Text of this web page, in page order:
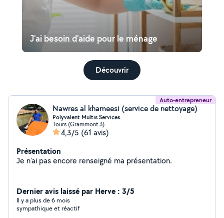
J'ai besoin d'aide pour le ménage
Découvrir
Auto-entrepreneur
Nawres al khameesi (service de nettoyage)
Polyvalent Multis Services.
Tours (Grammont 3)
4,3/5 (61 avis)
Présentation
Je n'ai pas encore renseigné ma présentation.
Dernier avis laissé par Herve : 3/5
Il y a plus de 6 mois
sympathique et réactif